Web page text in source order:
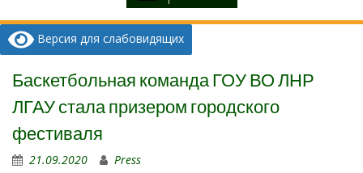
Версия для слабовидящих
Баскетбольная команда ГОУ ВО ЛНР
ЛГАУ стала призером городского
фестиваля
21.09.2020 Press